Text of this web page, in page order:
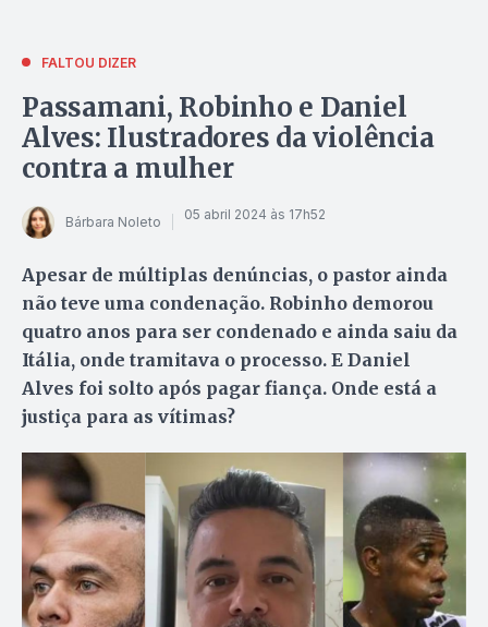
FALTOU DIZER
Passamani, Robinho e Daniel
Alves: Ilustradores da violência
contra a mulher
Bárbara Noleto 05 abril 2024 às 17h52
Apesar de múltiplas denúncias, o pastor ainda
não teve uma condenação. Robinho demorou
quatro anos para ser condenado e ainda saiu da
Itália, onde tramitava o processo. E Daniel
Alves foi solto após pagar fiança. Onde está a
justiça para as vítimas?